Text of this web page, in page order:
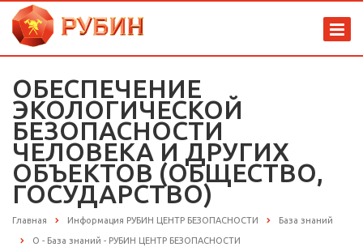
ОБЕСПЕЧЕНИЕ
ЭКОЛОГИЧЕСКОЙ
БЕЗОПАСНОСТИ
ЧЕЛОВЕКА И ДРУГИХ
ОБЪЕКТОВ (ОБЩЕСТВО,
ГОСУДАРСТВО)
Главная Информация РУБИН ЦЕНТР БЕЗОПАСНОСТИ База знаний
О - База знаний - РУБИН ЦЕНТР БЕЗОПАСНОСТИ